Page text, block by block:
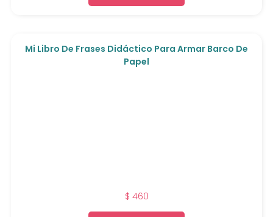
Mi Libro De Frases Didáctico Para Armar Barco De
Papel
$ 460